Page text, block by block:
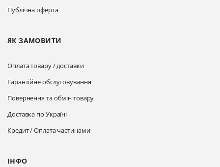
Публічна оферта
ЯК ЗАМОВИТИ
Оплата товару / доставки
Гарантійне обслуговування
Повернення та обмін товару
Доставка по Україні
Кредит / Оплата частинами
ІНФО